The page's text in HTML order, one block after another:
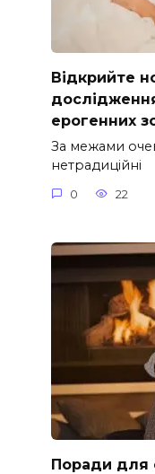
Відкрийте
ерогенних
За межами
нетрадиційні
0 22
Поради для